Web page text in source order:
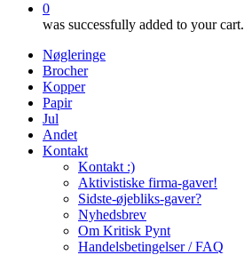
0
was successfully added to your cart.
Nøgleringe
Brocher
Kopper
Papir
Jul
Andet
Kontakt
Kontakt :)
Aktivistiske firma-gaver!
Sidste-øjebliks-gaver?
Nyhedsbrev
Om Kritisk Pynt
Handelsbetingelser / FAQ